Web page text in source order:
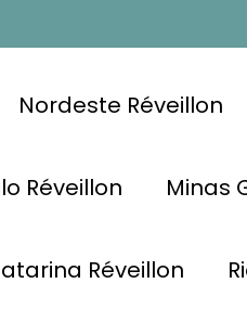
Nordeste Réveillon
Réveillon Minas
Réveillon